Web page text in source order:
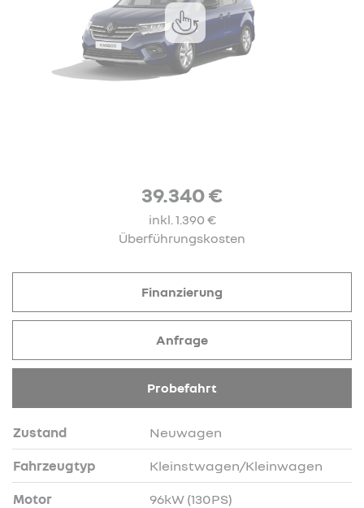
39.340 €
inkl. 1.390 €
Überführungskosten
Zustand Neuwagen
Fahrzeugtyp Kleinstwagen/Kleinwagen
Motor 96kW (130PS)
Finanzierung
Anfrage
Probefahrt